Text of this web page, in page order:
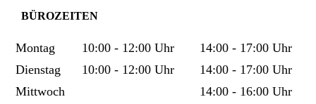
BÜROZEITEN
Montag 10:00 - 12:00 Uhr
14:00 - 17:00 Uhr
​Dienstag
10:00 - 12:00 Uhr
14:00 - 17:00 Uhr
Mittwoch
14:00 - 16:00 Uhr